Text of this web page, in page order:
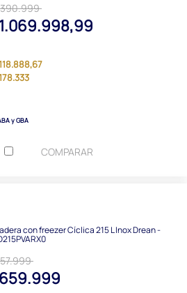
y GBA
COMPARAR
con freezer Cíclica 215 L Inox Drean -